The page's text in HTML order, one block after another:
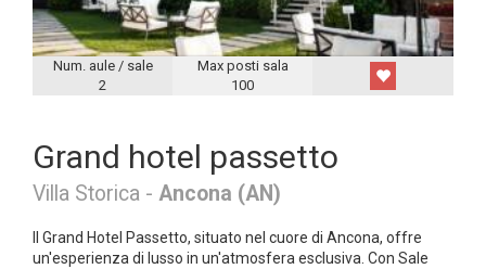
Num. aule / sale
2
Max posti sala
100
Grand hotel passetto
Villa Storica - Ancona (AN)
Il Grand Hotel Passetto, situato nel cuore di Ancona, offre
un'esperienza di lusso in un'atmosfera esclusiva. Con Sale